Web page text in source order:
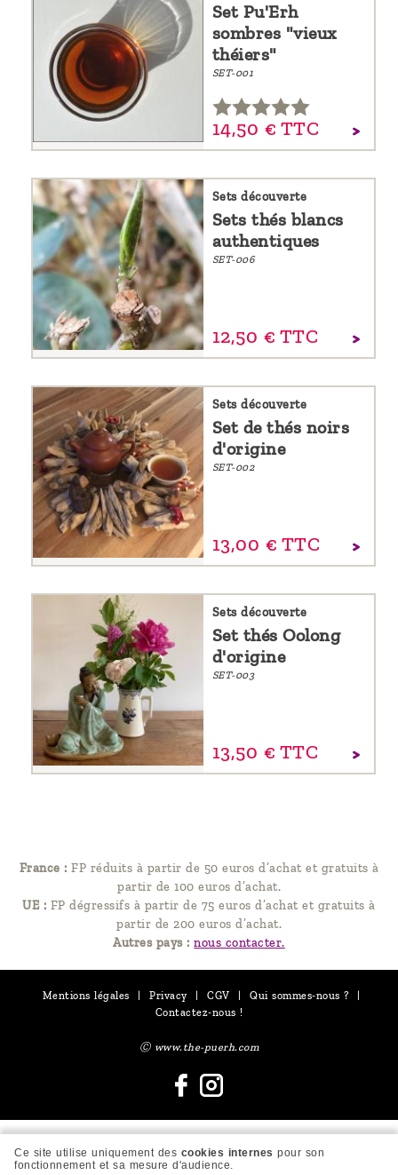
Set Pu'Erh
sombres "vieux
théiers"
SET-001
14,50 € TTC
Sets découverte
Sets thés blancs
authentiques
SET-006
12,50 € TTC
Sets découverte
Set de thés noirs
d'origine
SET-002
13,00 € TTC
Sets découverte
Set thés Oolong
d'origine
SET-003
13,50 € TTC
France : FP réduits à partir de 50 euros d’achat et gratuits à
partir de 100 euros d’achat.
UE : FP dégressifs à partir de 75 euros d’achat et gratuits à
partir de 200 euros d’achat.
Autres pays : nous contacter.
Mentions légales Privacy CGV Qui sommes-nous ?
Contactez-nous !
Ⓒ www.the-puerh.com
Ce site utilise uniquement des cookies internes pour son
fonctionnement et sa mesure d'audience.